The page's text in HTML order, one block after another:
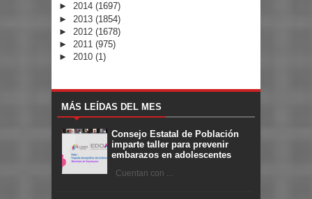
► 2014 (1697)
► 2013 (1854)
► 2012 (1678)
► 2011 (975)
► 2010 (1)
MÁS LEÍDAS DEL MES
Consejo Estatal de Población
imparte taller para prevenir
embarazos en adolescentes
Cuentan con ...